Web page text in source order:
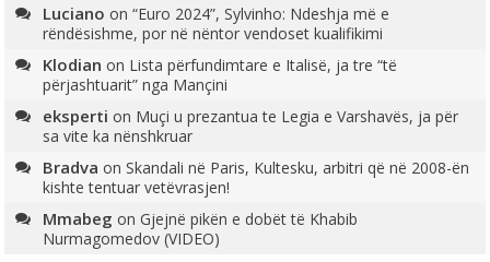
Luciano on“Euro 2024”, Sylvinho: Ndeshja më e
rëndësishme, por në nëntor vendoset kualifikimi
Klodian on Lista përfundimtare e Italisë, ja tre “të
përjashtuarit” nga Mançini
eksperti on Muçi u prezantua te Legia e Varshavës, ja për
sa vite ka nënshkruar
Bradva onSkandali në Paris, Kultesku, arbitri që në 2008-ën
kishte tentuar vetëvrasjen!
Mmabeg onGjejnë pikën e dobët të Khabib
Nurmagomedov (VIDEO)